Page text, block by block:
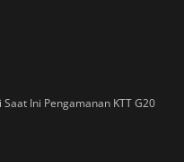
Ini Pengamanan KTT G20